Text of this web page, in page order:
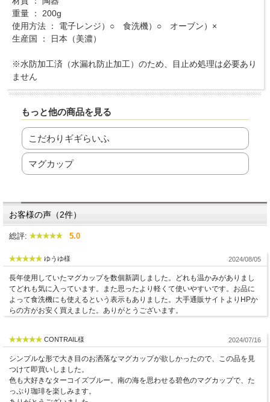
重量 ： 200g
使用方法 ： 電子レンジ）○ 食洗機）○ オーブン）×
生産国 ： 日本（美濃）
※水防加工済（水漏れ防止加工）のため、目止め処理は必要あり
ません
もっと他の商品を見る
こだわりギギらいふ
マグカップ
お客様の声（2件）
総評: 5.0
ゆうゆ様 2024/08/05
長年使用していたマグカップを数個新調しました。どれも温かみがありまし
てどれも気に入っています。また思ったより軽くて使いやすいです。お品に
よって食洗機にも使えるという表示もありました。大手通販サイトよりHPか
らの方がお安く買えました。ありがとうございます。
CONTRAIL様 2024/07/16
シンプルな形で大き目のお洒落なマグカップが欲しかったので、この品を見
つけて即買いしました。
色も大好きなターコイズブルー。南の海を思わせる碧色のマグカップで、た
っぷり珈琲を楽しみます。